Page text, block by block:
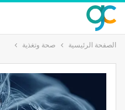
الصفحة الرئيسية صحة وتغذية